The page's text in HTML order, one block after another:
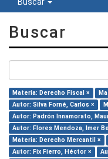
Buscar
Materia: Derecho Fiscal ×
Autor: Silva Forné, Carlos ×
Autor: Padrón Innamorato,
Autor: Flores Mendoza, Imer
Materia: Derecho Mercantil ×
Autor: Fix Fierro, Héctor ×